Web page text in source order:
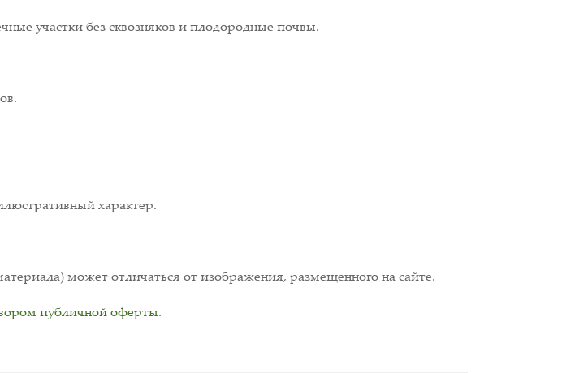
участки без сквозняков и плодородные почвы.
характер.
может отличаться от изображения, размещенного на сайте.
публичной оферты.